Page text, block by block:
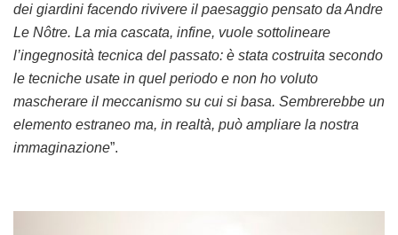
dei giardini facendo rivivere il paesaggio pensato da Andre
Le Nôtre. La mia cascata, infine, vuole sottolineare
l’ingegnosità tecnica del passato: è stata costruita secondo
le tecniche usate in quel periodo e non ho voluto
mascherare il meccanismo su cui si basa. Sembrerebbe un
elemento estraneo ma, in realtà, può ampliare la nostra
immaginazione”.